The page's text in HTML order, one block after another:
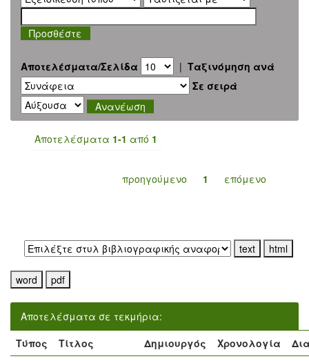
Αποτελέσματα/Σελίδα | Ταξινόμηση ανά
Σε σειρά
Αποτελέσματα 1-1 από 1
προηγούμενο 1 επόμενο
Αποτελέσματα σε τεκμήρια:
Τύπος
Τίτλος Δημιουργός Χρονολογία